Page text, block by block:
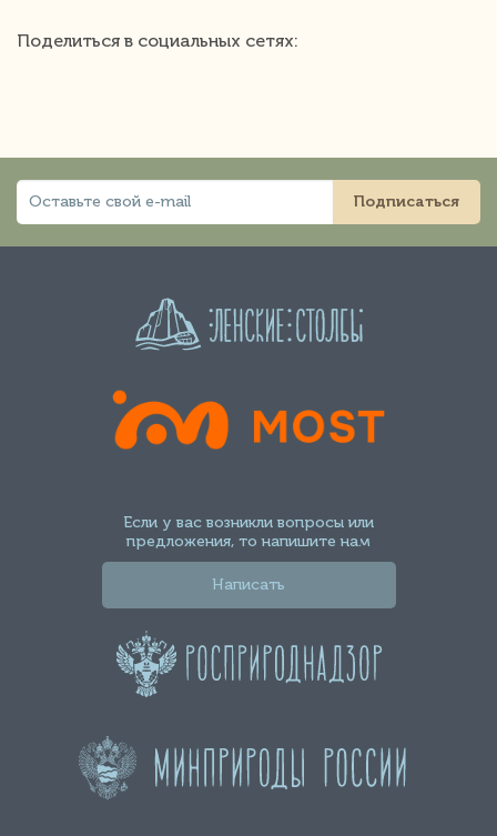
Поделиться в социальных сетях:
Подписаться
Если у вас возникли вопросы или
предложения, то напишите нам
Написать